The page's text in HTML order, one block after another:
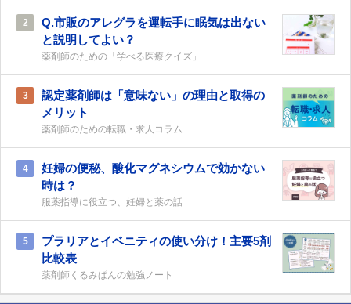
2
Q.市販のアレグラを運転手に眠気は出ない
と説明してよい？
薬剤師のための「学べる医療クイズ」
3
認定薬剤師は「意味ない」の理由と取得の
メリット
薬剤師のための転職・求人コラム
4
妊婦の便秘、酸化マグネシウムで効かない
時は？
服薬指導に役立つ、妊婦と薬の話
5
プラリアとイベニティの使い分け！主要5剤
比較表
薬剤師くるみぱんの勉強ノート